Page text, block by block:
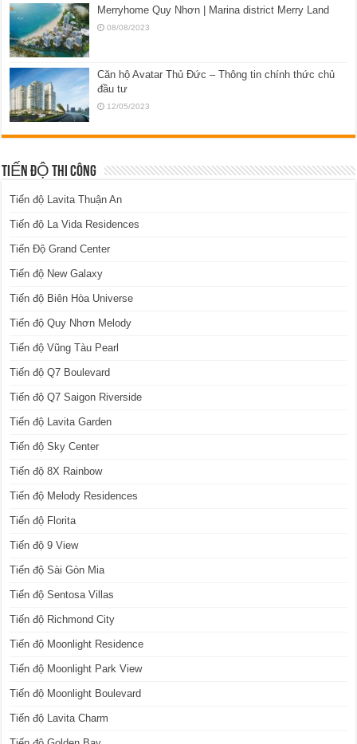
Merryhome Quy Nhơn | Marina district Merry Land
08/08/2023
Căn hộ Avatar Thủ Đức – Thông tin chính thức chủ
đầu tư
12/05/2023
TIẾN ĐỘ THI CÔNG
Tiến độ Lavita Thuận An
Tiến độ La Vida Residences
Tiến Độ Grand Center
Tiến độ New Galaxy
Tiến độ Biên Hòa Universe
Tiến độ Quy Nhơn Melody
Tiến độ Vũng Tàu Pearl
Tiến độ Q7 Boulevard
Tiến độ Q7 Saigon Riverside
Tiến độ Lavita Garden
Tiến độ Sky Center
Tiến độ 8X Rainbow
Tiến độ Melody Residences
Tiến độ Florita
Tiến độ 9 View
Tiến độ Sài Gòn Mia
Tiến độ Sentosa Villas
Tiến độ Richmond City
Tiến độ Moonlight Residence
Tiến độ Moonlight Park View
Tiến độ Moonlight Boulevard
Tiến độ Lavita Charm